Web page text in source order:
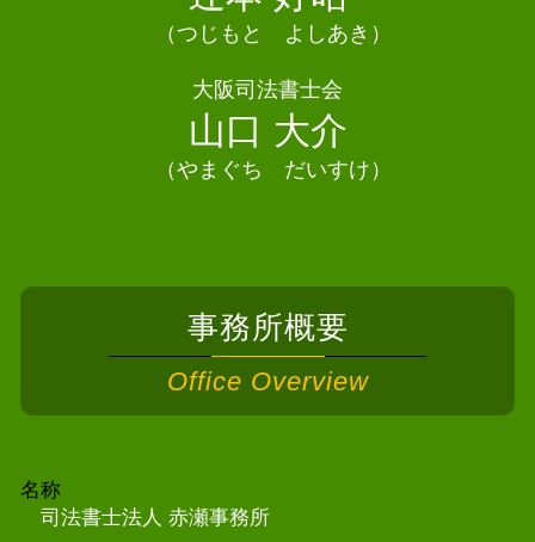
債務整理 司法書士 大阪狭山市
相続 司法書士 能勢町
（つじもと よしあき）
大阪司法書士会
山口 大介
（やまぐち だいすけ）
事務所概要
Office Overview
名称
司法書士法人 赤瀬事務所